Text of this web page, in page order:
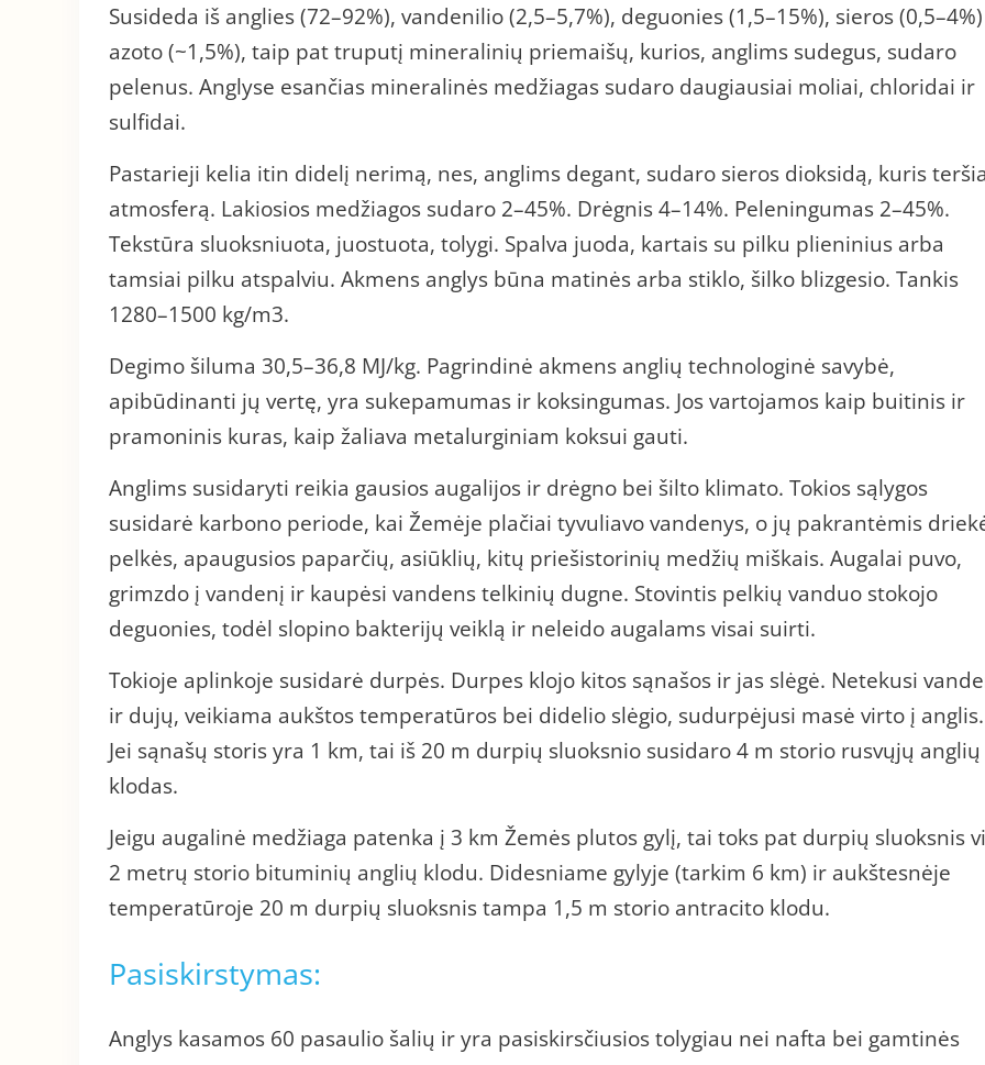
Susideda iš anglies (72–92%), vandenilio (2,5–5,7%), deguonies (1,5–15%), sieros
azoto (~1,5%), taip pat truputį mineralinių priemaišų, kurios, anglims sudegus, sudaro
pelenus. Anglyse esančias mineralinės medžiagas sudaro daugiausiai moliai, chloridai ir
sulfidai.
Pastarieji kelia itin didelį nerimą, nes, anglims degant, sudaro sieros dioksidą, kuris teršia
atmosferą. Lakiosios medžiagos sudaro 2–45%. Drėgnis 4–14%. Peleningumas 2–45%.
Tekstūra sluoksniuota, juostuota, tolygi. Spalva juoda, kartais su pilku plieninius arba
tamsiai pilku atspalviu. Akmens anglys būna matinės arba stiklo, šilko blizgesio. Tankis
1280–1500 kg/m3.
Degimo šiluma 30,5–36,8 MJ/kg. Pagrindinė akmens anglių technologinė savybė,
apibūdinanti jų vertę, yra sukepamumas ir koksingumas. Jos vartojamos kaip buitinis ir
pramoninis kuras, kaip žaliava metalurginiam koksui gauti.
Anglims susidaryti reikia gausios augalijos ir drėgno bei šilto klimato. Tokios sąlygos
susidarė karbono periode, kai Žemėje plačiai tyvuliavo vandenys, o jų pakrantėmis
pelkės, apaugusios paparčių, asiūklių, kitų priešistorinių medžių miškais. Augalai puvo,
grimzdo į vandenį ir kaupėsi vandens telkinių dugne. Stovintis pelkių vanduo stokojo
deguonies, todėl slopino bakterijų veiklą ir neleido augalams visai suirti.
Tokioje aplinkoje susidarė durpės. Durpes klojo kitos sąnašos ir jas slėgė. Netekusi
ir dujų, veikiama aukštos temperatūros bei didelio slėgio, sudurpėjusi masė virto į anglis.
Jei sąnašų storis yra 1 km, tai iš 20 m durpių sluoksnio susidaro 4 m storio rusvųjų anglių
klodas.
Jeigu augalinė medžiaga patenka į 3 km Žemės plutos gylį, tai toks pat durpių sluoksnis
2 metrų storio bituminių anglių klodu. Didesniame gylyje (tarkim 6 km) ir aukštesnėje
temperatūroje 20 m durpių sluoksnis tampa 1,5 m storio antracito klodu.
Pasiskirstymas:
Anglys kasamos 60 pasaulio šalių ir yra pasiskirsčiusios tolygiau nei nafta bei gamtinės